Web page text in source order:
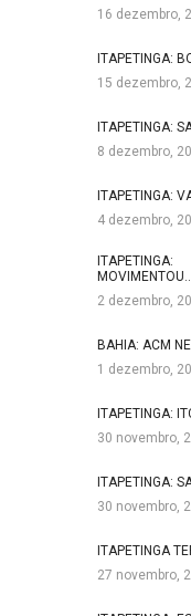
16 dezembro,
ITAPETINGA:
15 dezembro,
ITAPETINGA:
8 dezembro,
ITAPETINGA:
4 dezembro,
2 dezembro,
BAHIA: ACM
1 dezembro,
ITAPETINGA:
30 novembro,
ITAPETINGA:
30 novembro,
ITAPETINGA
27 novembro,